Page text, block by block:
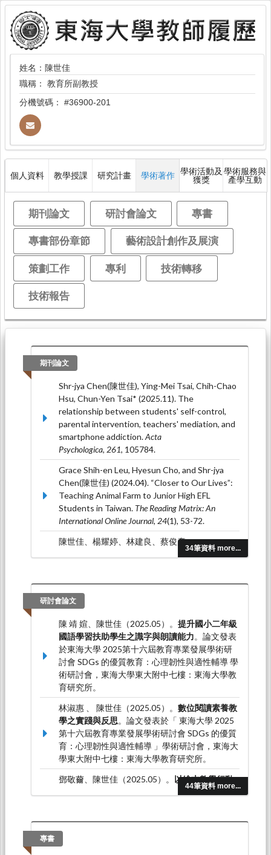
姓名：陳世佳
職稱： 教育所副教授
分機號碼： #36900-201
個人資料 教學授課 研究計畫 學術著作 學術活動及
獲獎
學術服務與
產學互動
期刊論文 研討會論文 專書
專書部份章節 藝術設計創作及展演
策劃工作 專利 技術轉移
技術報告
期刊論文
34筆資料 more...
Shr-jya Chen(陳世佳), Ying-Mei Tsai, Chih-Chao
Hsu, Chun-Yen Tsai* (2025.11). The
relationship between students' self-control,
parental intervention, teachers' mediation, and
smartphone addiction.Acta
Psychologica, 261, 105784.
Grace Shih-en Leu, Hyesun Cho, and Shr-jya
Chen(陳世佳) (2024.04). “Closer to Our Lives”:
Teaching Animal Farm to Junior High EFL
Students in Taiwan. The Reading Matrix: An
International Online Journal, 24(1), 53-72.
陳世佳、楊耀婷、林建良、蔡俊彥
*（2024.03）。得勝者教育協會情緒管理課程對
Wei‑Cheng J. Mau, Shr‑Jya Chen(陳世佳),
factors of science, technology, engineering, and
mathematics career interests.International
Journal for Educational and Vocational
Guidance,(21(1)), 47-60.
Jiaqi Li* , Wei-Cheng Joseph Mau, Shr-Jya
Chen(陳世佳),Tzu-Chi Lin, and Ting-Yu
Lin (2021.04). A Qualitative Exploration of
STEM Career Development of High School
Students in Taiwan.Journal of Career
Development, 48(2), 120-134.
研討會論文
44筆資料 more...
陳 靖 媗、陳世佳（2025.05）。 提升國小二年級
國語學習扶助學生之識字與朗讀能力。論文發表
於東海大學 2025第十六屆教育專業發展學術研
討會 SDGs 的優質教育：心理韌性與適性輔導 學
術研討會，東海大學東大附中七樓：東海大學教
育研究所。
林淑惠 、 陳世佳（2025.05）。 數位閱讀素養教
學之實踐與反思。論文發表於「 東海大學 2025
第十六屆教育專業發展學術研討會 SDGs 的優質
育：心理韌性與適性輔導 」學術研討會，東海大
學東大附中七樓：東海大學教育研究所。
鄧敬薾、陳世佳（2025.05）。 以繪本教學行動
。論文發表於東
東海大學東大附中七樓：東海大學教育研究所。
專書